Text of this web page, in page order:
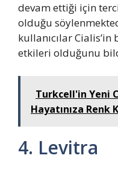
devam ettiği için
olduğu
kullanıcılar Cialis’in
etkileri olduğunu
Turkcell'in Yeni
Hayatınıza Renk
4. Levitra